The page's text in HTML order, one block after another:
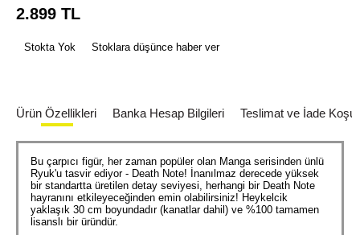
2.899 TL
Stokta Yok Stoklara düşünce haber ver
Ürün Özellikleri Banka Hesap Bilgileri Teslimat ve İade
Bu çarpıcı figür, her zaman popüler olan Manga serisinden ünlü
Ryuk'u tasvir ediyor - Death Note! İnanılmaz derecede yüksek
bir standartta üretilen detay seviyesi, herhangi bir Death Note
hayranını etkileyeceğinden emin olabilirsiniz! Heykelcik
yaklaşık 30 cm boyundadır (kanatlar dahil) ve %100 tamamen
lisanslı bir üründür.